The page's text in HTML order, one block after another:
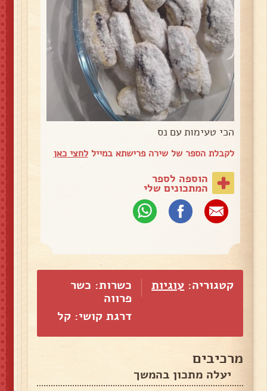
הכי טעימות עם נס
לקבלת הספר של שירה פרישתא במייללחצי כאן
הוספה לספר
המתכונים שלי
קטגוריה: עוגיות
כשרות: כשר
פרווה
דרגת קושי: קל
מרכיבים
יעלה מתכון בהמשך